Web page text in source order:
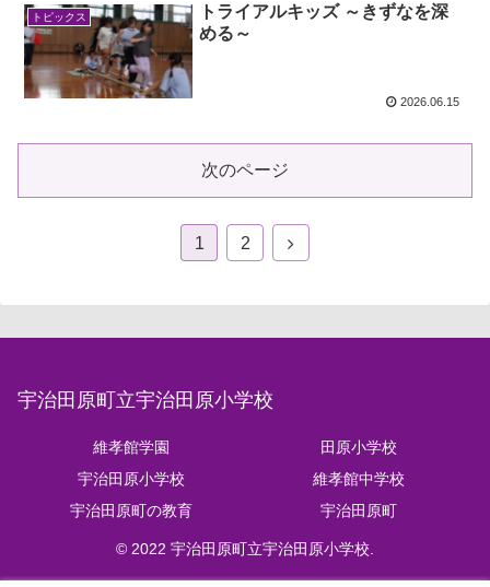
トピックス
トライアルキッズ ～きずなを深
める～
2026.06.15
次のページ
1 2
宇治田原町立宇治田原小学校
維孝館学園
田原小学校
宇治田原小学校
維孝館中学校
宇治田原町の教育
宇治田原町
© 2022 宇治田原町立宇治田原小学校.